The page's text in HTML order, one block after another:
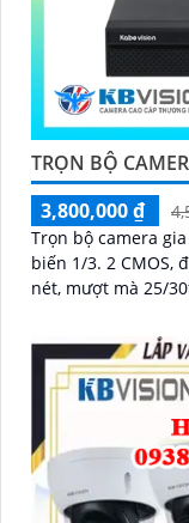
TRỌN BỘ
3,800,000 ₫
Trọn bộ camera
biến 1/3. 2 CMOS,
nét, mượt mà 25/